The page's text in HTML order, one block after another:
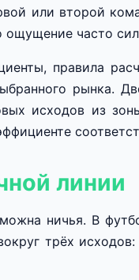
или второй
часто
правила
рынка.
исходов из
линии
ничья. В
трёх